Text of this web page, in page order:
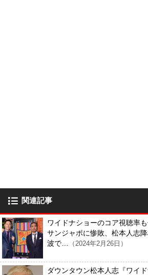
関連記事
ワイドナショーのコア視聴率
サンジャポに惨敗、松本人志
波で…
（2024年2月26日）
ダウンタウン松本人志『ワイ